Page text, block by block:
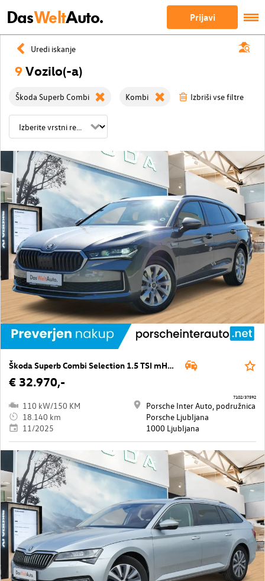
DasWeltAuto. Prijavi
Uredi iskanje
9 Vozilo(-a)
Škoda Superb Combi Kombi Izbriši vse filtre
Škoda Superb Combi Selection 1.5 TSI mHEV DSG
€ 32.970,-
110 kW/150 KM
18.140 km
11/2025
Porsche Inter Auto, podružnica
Porsche Ljubljana
1000 Ljubljana
7102/37592